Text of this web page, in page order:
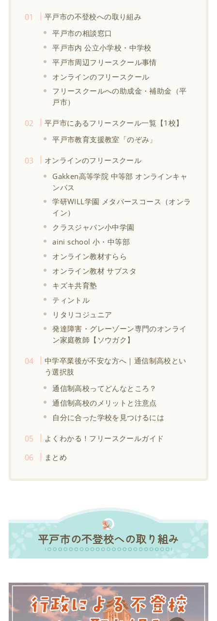
平戸市の不登校への取り組み
平戸市の相談窓口
平戸市内 公立小学校・中学校
平戸市周辺フリースクール事情
オンラインのフリースクール
フリースクールへの助成金・補助金（平
戸市）
平戸市にあるフリースクール一覧【1校】
平戸市教育支援教室「のぞみ」
オンラインのフリースクール
Gakken高等学院 中等部 オンラインキャ
ンパス
学研WILL学園 メタバースコース（オンラ
イン）
クラスジャパン小中学園
aini school 小・中等部
オンライン教材すらら
オンライン教材 サブスタ
キズキ共育塾
ティントル
リタリコジュニア
発達障害・グレーゾーン専門のオンライ
ン家庭教師【ソウガク】
中学卒業後が不安な方へ｜通信制高校とい
う選択肢
通信制高校ってどんなところ？
通信制高校のメリットと注意点
自分に合った学校を見つけるには
よくわかる！フリースクールガイド
まとめ
平戸市の不登校への取り組み